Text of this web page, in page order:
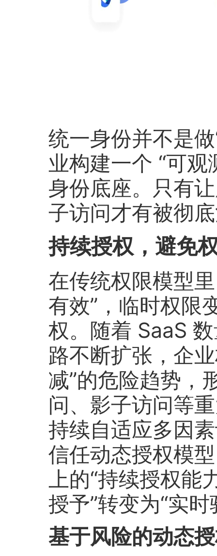
统一身份并不是
业构建一个 “可
身份底座。只有
子访问才有被彻
持续授权，避免
在传统权限模型
有效”，临时权限
权。随着 SaaS
路不断扩张，企
减”的危险趋势，
问、影子访问等
持续自适应多因
信任动态授权模
上的“持续授权能
授予”转变为“实
基于风险的动态